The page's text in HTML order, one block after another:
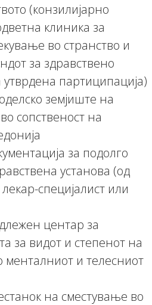
(конзилијарно
клиника за
во странство и
за здравствено
партиципација)
земјиште на
сопственост на
за подолго
установа (од
специјалист или
центар за
за видот и степенот на
менталниот и телесниот
на сместување во